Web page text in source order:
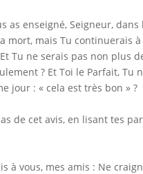
as enseigné, Seigneur,
mort, mais Tu continuerais
Tu ne serais pas non plus
? Et Toi le Parfait, Tu
jour : « cela est très bon » ?
de cet avis, en lisant tes
à vous, mes amis : Ne